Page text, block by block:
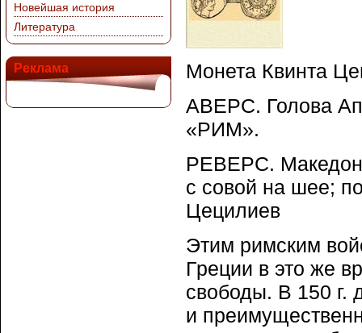
Новейшая история
Литература
Реклама
Монета Квинта
АВЕРС. Голова
«РИМ».
РЕВЕРС.
с совой на шее;
Цецилиев
Этим римским
Греции в это же
свободы. В 150 г.
и